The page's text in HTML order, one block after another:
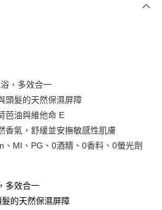
，多效合一
頭髮的天然保濕屏障
芭油與維他命 E
香氣，舒緩並安撫敏感性肌膚
MI、PG、0酒精、0香料、0螢光劑
多效合一
的天然保濕屏障